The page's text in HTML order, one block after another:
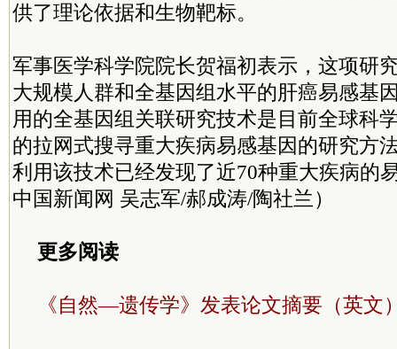
供了理论依据和生物靶标。
军事医学科学院院长贺福初表示，这项研
大规模人群和全基因组水平的肝癌易感基
用的全基因组关联研究技术是目前全球科
的拉网式搜寻重大疾病易感基因的研究方
利用该技术已经发现了近70种重大疾病的
中国新闻网 吴志军/郝成涛/陶社兰）
更多阅读
《自然—遗传学》发表论文摘要（英文